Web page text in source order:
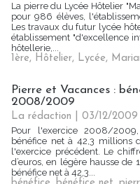
La pierre du Lycée Hôtelier
pour 986 élèves,
Les travaux du futur lycée
établissement "d'excellence
hôtellerie,...
1ère, Hôtelier, Lycée,
Pierre et Vacances :
2008/2009
La rédaction | 03/12/2009
Pour l'exercice 2008/
bénéfice net à 42,3 millions
l'exercice précédent. Le
d’euros, en légère hausse de
bénéfice net à 42,3...